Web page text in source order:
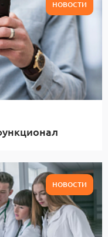
НОВОСТИ
НОВОСТИ